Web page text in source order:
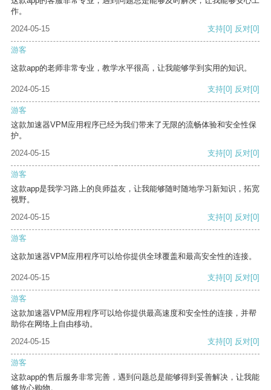
作。
2024-05-15
支持[0] 反对[0]
游客
这款app的老师非常专业，教学水平很高，让我能够学到实用的知识。
2024-05-15 支持[0] 反对[0]
游客
这款加速器VPM应用程序已经为我们带来了无限的流畅体验和安全性保
护。
2024-05-15
支持[0] 反对[0]
游客
这款app是我学习路上的良师益友，让我能够随时随地学习新知识，拓宽
视野。
2024-05-15
支持[0] 反对[0]
游客
这款加速器VPM应用程序可以给你提供全球覆盖和最高安全性的连接。
2024-05-15 支持[0] 反对[0]
游客
这款加速器VPM应用程序可以给你提供最高速度和安全性的连接，并帮
助你在网络上自由移动。
2024-05-15
支持[0] 反对[0]
游客
这款app的售后服务非常完善，遇到问题总是能够得到妥善解决，让我能
够放心购物。